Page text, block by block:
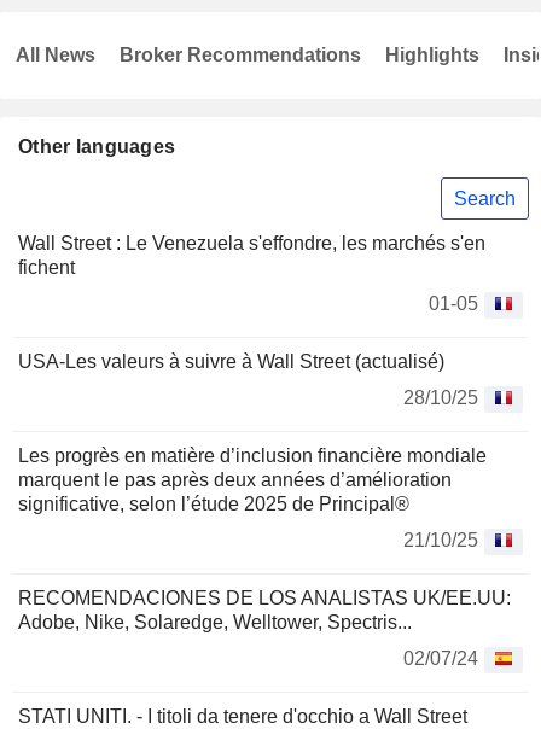
Other languages
Search
Wall Street : Le Venezuela s'effondre, les marchés s'en
fichent
01-05
USA-Les valeurs à suivre à Wall Street (actualisé)
28/10/25
Les progrès en matière d’inclusion financière mondiale
marquent le pas après deux années d’amélioration
significative, selon l’étude 2025 de Principal®
21/10/25
RECOMENDACIONES DE LOS ANALISTAS UK/EE.UU:
Adobe, Nike, Solaredge, Welltower, Spectris...
02/07/24
STATI UNITI. - I titoli da tenere d'occhio a Wall Street
All News Broker Recommendations Highlights